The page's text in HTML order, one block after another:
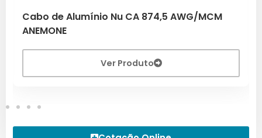
Cabo de Alumínio Nu CA 874,5 AWG/MCM
ANEMONE
Ver Produto